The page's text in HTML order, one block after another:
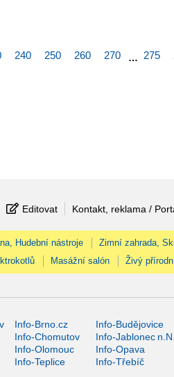
240 250 260 270 … 275
Editovat Kontakt, reklama /
Hudební nástroje Zimní zahrada,
Masážní salón Živý
Info-Brno.cz Info-Budějovice
Info-Chomutov Info-Jablonec n.N.
Info-Olomouc Info-Opava
Info-Teplice Info-Třebíč